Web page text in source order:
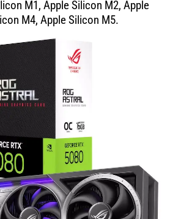
M1, Apple Silicon M2, Apple
M4, Apple Silicon M5.